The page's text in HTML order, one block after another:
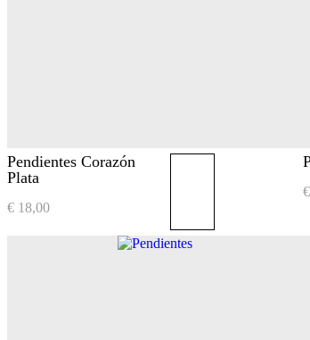
Pendientes Corazón
Plata
€ 18,00
€